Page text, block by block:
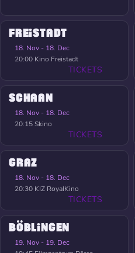
FREISTADT
18. Nov - 18. Dec
20:00 Kino Freistadt
TICKETS
SCHAAN
18. Nov - 18. Dec
20:15Skino
TICKETS
GRAZ
18. Nov - 18. Dec
20:30 KIZ RoyalKino
TICKETS
BÖBLINGEN
19. Nov - 19. Dec